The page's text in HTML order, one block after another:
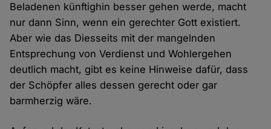
Beladenen künftighin besser gehen werde, macht
nur dann Sinn, wenn ein gerechter Gott existiert.
Aber wie das Diesseits mit der mangelnden
Entsprechung von Verdienst und Wohlergehen
deutlich macht, gibt es keine Hinweise dafür, dass
der Schöpfer alles dessen gerecht oder gar
barmherzig wäre.